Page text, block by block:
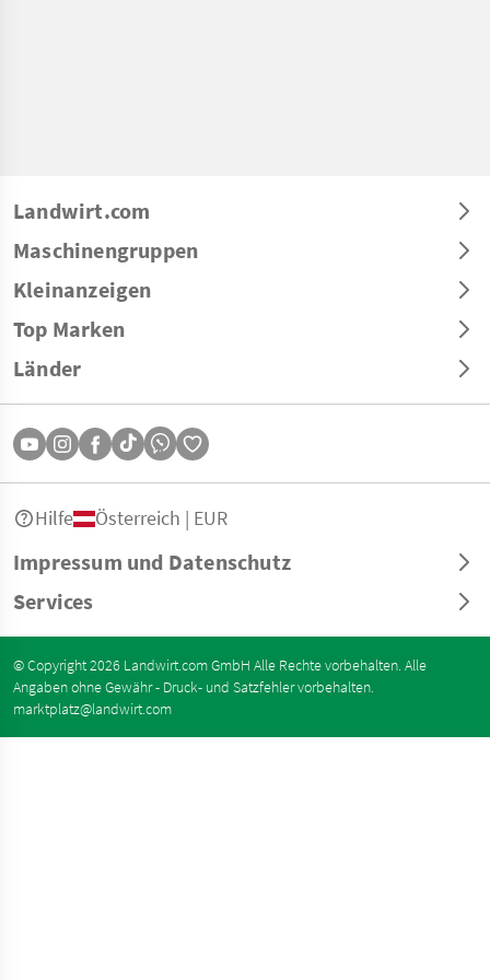
Landwirt.com
Maschinengruppen
Kleinanzeigen
Top Marken
Länder
Impressum und Datenschutz
Services
Hilfe Österreich | EUR
© Copyright 2026 Landwirt.com GmbH Alle Rechte vorbehalten. Alle
Angaben ohne Gewähr - Druck- und Satzfehler vorbehalten.
marktplatz@landwirt.com